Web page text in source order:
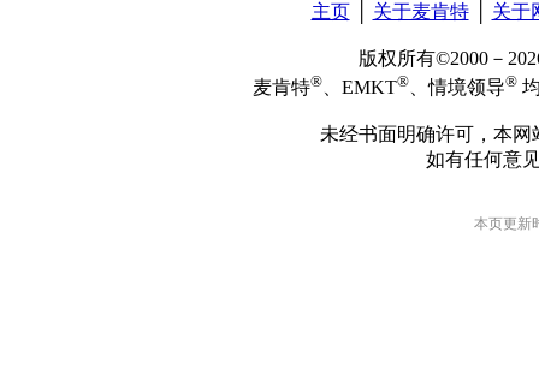
主页│ 关于麦肯特│ 关于
版权所有©2000－
麦肯特® 、EMKT® 、情境领导®
未经书面明确许可，本
如有任何意
本页更新